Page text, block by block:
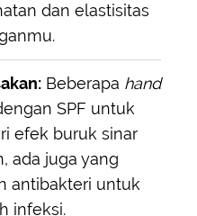
dan elastisitas
Beberapa hand
SPF untuk
efek buruk sinar
ada juga yang
antibakteri untuk
infeksi.